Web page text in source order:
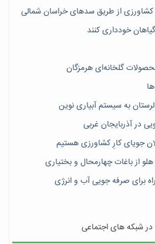
خودداری کنند
گلخانه‌ای هرمزگان
جویای کارِ کشاورزی هستیم
برای صرفه جویی آب و انرژی
در شبکه های اجتماعی